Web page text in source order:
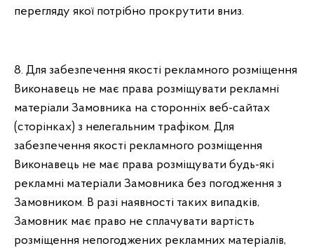
перегляду якої потрібно прокрутити вниз.
8. Для забезпечення якості рекламного розміщення
Виконавець не має права розміщувати рекламні
матеріали Замовника на сторонніх веб-сайтах
(сторінках) з нелегальним трафіком. Для
забезпечення якості рекламного розміщення
Виконавець не має права розміщувати будь-які
рекламні матеріали Замовника без погодження з
Замовником. В разі наявності таких випадків,
Замовник має право не сплачувати вартість
розміщення непогоджених рекламних матеріалів,